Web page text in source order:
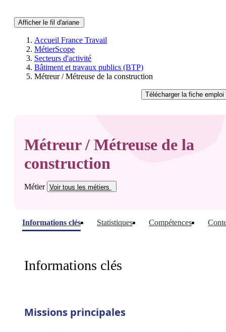
Afficher le fil d'ariane
Accueil France Travail
MétierScope
Secteurs d'activité
Bâtiment et travaux publics (BTP)
Métreur / Métreuse de la construction
Télécharger la fiche emploi
Métreur / Métreuse de la
construction
Métier Voir tous les métiers
Informations clés Statistiques Compétences
Informations clés
Missions principales